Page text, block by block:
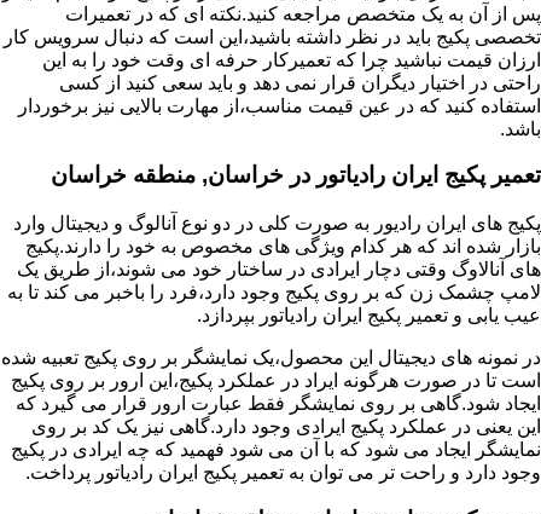
پس از آن به یک متخصص مراجعه کنید.نکته ای که در تعمیرات
تخصصی پکیج باید در نظر داشته باشید،این است که دنبال سرویس کار
ارزان قیمت نباشید چرا که تعمیرکار حرفه ای وقت خود را به این
راحتی در اختیار دیگران قرار نمی دهد و باید سعی کنید از کسی
استفاده کنید که در عین قیمت مناسب،از مهارت بالایی نیز برخوردار
باشد.
تعمیر پکیج ایران رادیاتور در خراسان, منطقه خراسان
پکیج های ایران رادیور به صورت کلی در دو نوع آنالوگ و دیجیتال وارد
بازار شده اند که هر کدام ویژگی های مخصوص به خود را دارند.پکیج
های آنالاوگ وقتی دچار ایرادی در ساختار خود می شوند،از طریق یک
لامپ چشمک زن که بر روی پکیج وجود دارد،فرد را باخبر می کند تا به
عیب یابی و تعمیر پکیج ایران رادیاتور بپردازد.
در نمونه های دیجیتال این محصول،یک نمایشگر بر روی پکیج تعبیه شده
است تا در صورت هرگونه ایراد در عملکرد پکیج،این ارور بر روی پکیج
ایجاد شود.گاهی بر روی نمایشگر فقط عبارت ارور قرار می گیرد که
این یعنی در عملکرد پکیج ایرادی وجود دارد.گاهی نیز یک کد بر روی
نمایشگر ایجاد می شود که با آن می شود فهمید که چه ایرادی در پکیج
وجود دارد و راحت تر می توان به تعمیر پکیج ایران رادیاتور پرداخت.